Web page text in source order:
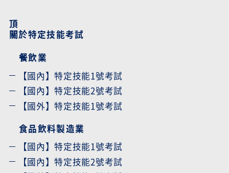
頂
關於特定技能考試
餐飲業
【國內】特定技能1號考試
【國內】特定技能2號考試
【國外】特定技能1號考試
食品飲料製造業
【國內】特定技能1號考試
【國內】特定技能2號考試